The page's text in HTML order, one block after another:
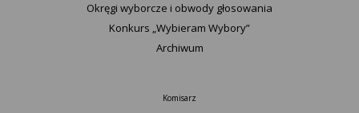
Okręgi wyborcze i obwody głosowania
Konkurs „Wybieram Wybory”
Archiwum
Komisarz